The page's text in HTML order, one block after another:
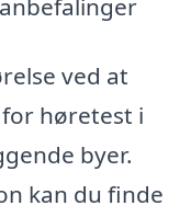
ved at
høretest i
byer.
kan du finde